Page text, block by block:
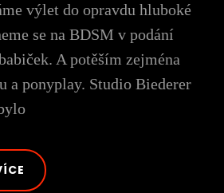
výlet do opravdu hluboké
se na BDSM v podání
A potěším zejména
a ponyplay. Studio Biederer
BIEDERER
A